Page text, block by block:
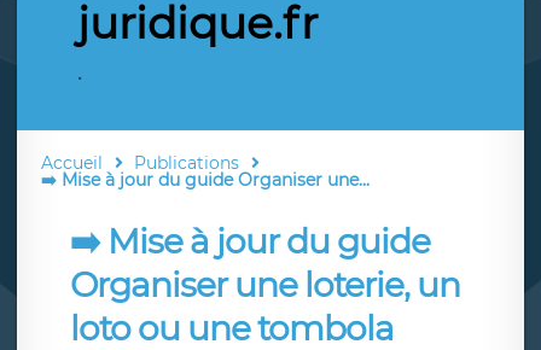
juridique.fr
.
Accueil Publications
➡️ Mise à jour du guide Organiser une...
➡️ Mise à jour du guide
Organiser une loterie, un
loto ou une tombola